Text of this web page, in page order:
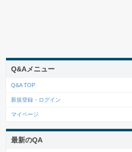
Q&Aメニュー
Q&A TOP
新規登録・ログイン
マイページ
最新のQA